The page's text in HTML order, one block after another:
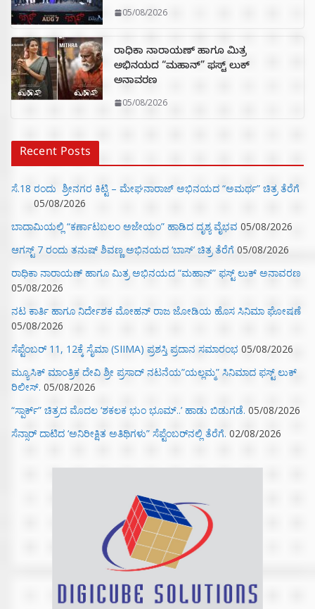
05/08/2026
ರಾಧಿಕಾ ನಾರಾಯಣ್ ಹಾಗೂ ಮಿತ್ರ
ಅಭಿನಯದ “ಮಹಾನ್” ಫಸ್ಟ್ ಲುಕ್
ಅನಾವರಣ
05/08/2026
Recent Posts
ಸೆ.18 ರಂದು ಶ್ರೀನಗರ ಕಿಟ್ಟಿ – ಮೇಘನಾರಾಜ್ ಅಭಿನಯದ “ಅಮರ್ಥ” ಚಿತ್ರ ತೆರೆಗೆ
05/08/2026
ಬಾದಾಮಿಯಲ್ಲಿ “ಕರ್ಣಾಟಬಲಂ ಅಜೇಯಂ” ಹಾಡಿದ ದೃಶ್ಯ ವೈಭವ 05/08/2026
ಆಗಸ್ಟ್ 7 ರಂದು ತನುಷ್ ಶಿವಣ್ಣ ಅಭಿನಯದ ‘ಬಾಸ್’ ಚಿತ್ರ ತೆರೆಗೆ 05/08/2026
ರಾಧಿಕಾ ನಾರಾಯಣ್ ಹಾಗೂ ಮಿತ್ರ ಅಭಿನಯದ “ಮಹಾನ್” ಫಸ್ಟ್ ಲುಕ್ ಅನಾವರಣ
05/08/2026
ನಟ ಕಾರ್ತಿ ಹಾಗೂ ನಿರ್ದೇಶಕ ಮೋಹನ್ ರಾಜ ಜೋಡಿಯ ಹೊಸ ಸಿನಿಮಾ ಘೋಷಣೆ
05/08/2026
ಸೆಪ್ಟೆಂಬರ್ 11, 12ಕ್ಕೆ ಸೈಮಾ (SIIMA) ಪ್ರಶಸ್ತಿ ಪ್ರದಾನ ಸಮಾರಂಭ 05/08/2026
ಮ್ಯೂಸಿಕ್‌ ಮಾಂತ್ರಿಕ ದೇವಿ ಶ್ರೀ ಪ್ರಸಾದ್ ನಟನೆಯ”ಯಲ್ಲಮ್ಮ” ಸಿನಿಮಾದ ಫಸ್ಟ್‌ ಲುಕ್‌
ರಿಲೀಸ್. 05/08/2026
“ಸ್ಪಾರ್ಕ್” ಚಿತ್ರದ ಮೊದಲ‌ ‘ಶಕಲಕ ಭುಂ‌ ಭೂಮ್..’ ಹಾಡು ಬಿಡುಗಡೆ. 05/08/2026
ಸೆನ್ಸಾರ್ ದಾಟಿದ ‘ಅನಿರೀಕ್ಷಿತ ಅತಿಥಿಗಳು” ಸೆಪ್ಟೆಂಬರ್‌ನಲ್ಲಿ ತೆರೆಗೆ. 02/08/2026